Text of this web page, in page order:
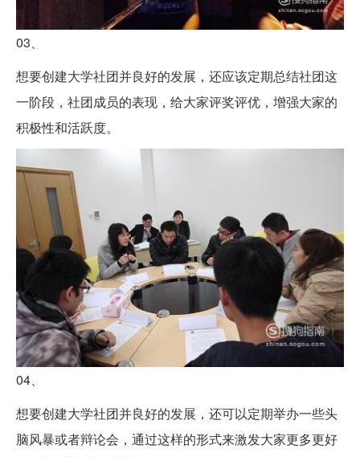
03、
想要创建大学社团并良好的发展，还应该定期总结社团这
一阶段，社团成员的表现，给大家评奖评优，增强大家的
积极性和活跃度。
04、
想要创建大学社团并良好的发展，还可以定期举办一些头
脑风暴或者辩论会，通过这样的形式来激发大家更多更好